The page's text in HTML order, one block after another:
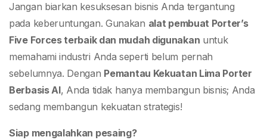
Jangan biarkan kesuksesan bisnis Anda tergantung
pada keberuntungan. Gunakan alat pembuat Porter’s
Five Forces terbaik dan mudah digunakan untuk
memahami industri Anda seperti belum pernah
sebelumnya. Dengan Pemantau Kekuatan Lima Porter
Berbasis AI, Anda tidak hanya membangun bisnis; Anda
sedang membangun kekuatan strategis!
Siap mengalahkan pesaing?